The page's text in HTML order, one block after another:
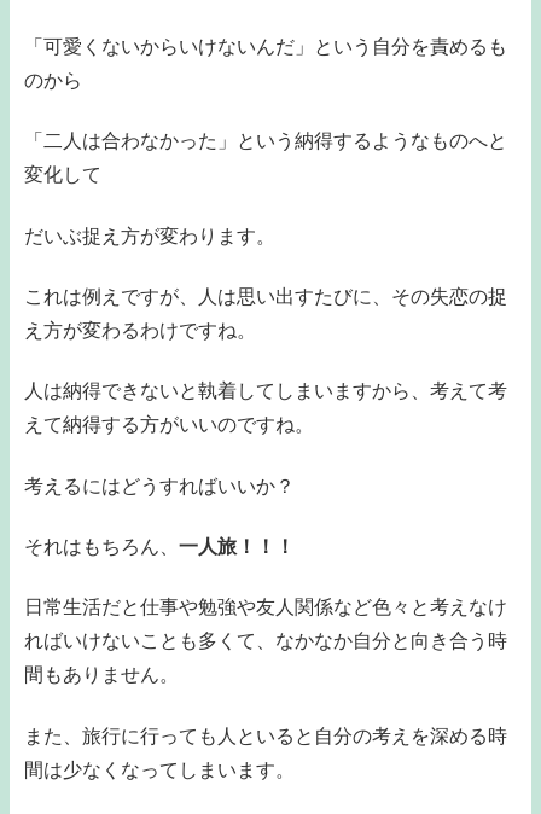
「可愛くないからいけないんだ」という自分を責めるも
のから
「二人は合わなかった」という納得するようなものへと
変化して
だいぶ捉え方が変わります。
これは例えですが、人は思い出すたびに、その失恋の捉
え方が変わるわけですね。
人は納得できないと執着してしまいますから、考えて考
えて納得する方がいいのですね。
考えるにはどうすればいいか？
それはもちろん、 一人旅！！！
日常生活だと仕事や勉強や友人関係など色々と考えなけ
ればいけないことも多くて、なかなか自分と向き合う時
間もありません。
また、旅行に行っても人といると自分の考えを深める時
間は少なくなってしまいます。